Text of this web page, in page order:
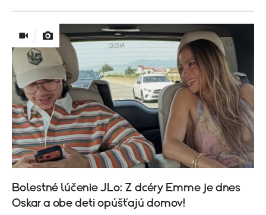
Bolestné lúčenie JLo: Z dcéry Emme je dnes
Oskar a obe deti opúšťajú domov!